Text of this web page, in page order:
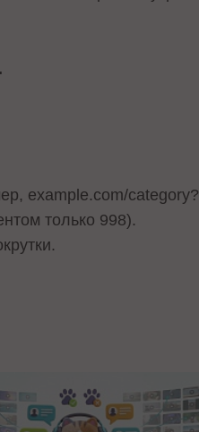
example.com/category?
только 998).